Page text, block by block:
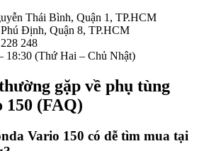
Thái Bình, Quận 1, TP.HCM
Định, Quận 8, TP.HCM
248
18:30 (Thứ Hai – Chủ Nhật)
gặp về phụ tùng
150 (FAQ)
Vario 150 có dễ tìm mua tại